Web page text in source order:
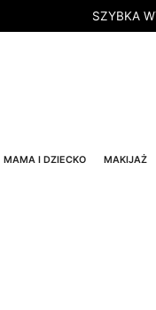
SZYBKA
MAMA I DZIECKO MAKIJAŻ